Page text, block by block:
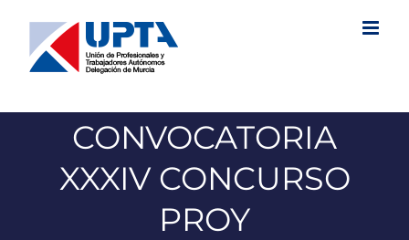
contenido
CONVOCATORIA
XXXIV CONCURSO
PROY